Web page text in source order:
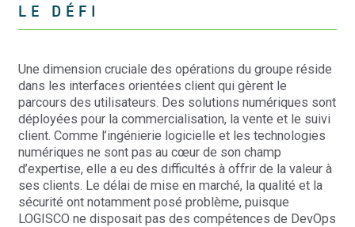
LE DÉFI
Une dimension cruciale des opérations du groupe réside
dans les interfaces orientées client qui gèrent le
parcours des utilisateurs. Des solutions numériques sont
déployées pour la commercialisation, la vente et le suivi
client. Comme l’ingénierie logicielle et les technologies
numériques ne sont pas au cœur de son champ
d’expertise, elle a eu des difficultés à offrir de la valeur à
ses clients. Le délai de mise en marché, la qualité et la
sécurité ont notamment posé problème, puisque
LOGISCO ne disposait pas des compétences de DevOps